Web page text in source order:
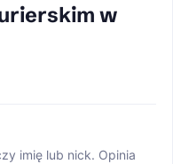
w
imię lub nick. Opinia